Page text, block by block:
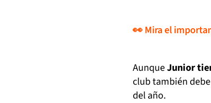
👀 Mira el
AunqueJunior
club también
del año.